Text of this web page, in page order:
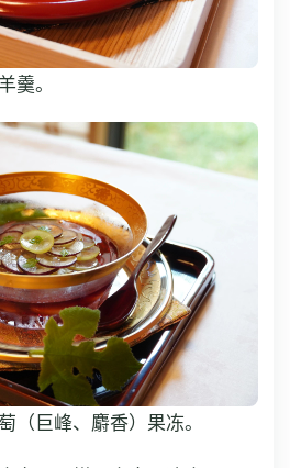
羹。
（巨峰、麝香）果冻。